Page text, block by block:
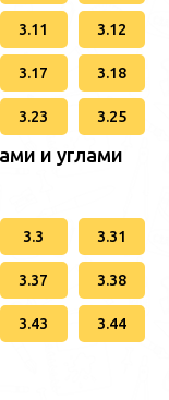
3.11 3.12
3.17 3.18
3.23 3.25
и углами
3.3 3.31
3.37 3.38
3.43 3.44